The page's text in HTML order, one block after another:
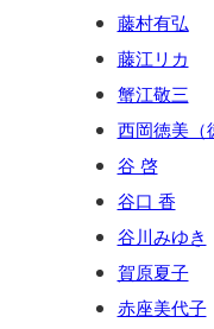
藤村有弘
藤江リカ
蟹江敬三
西岡徳美（
谷 啓
谷口 香
谷川みゆき
賀原夏子
赤座美代子